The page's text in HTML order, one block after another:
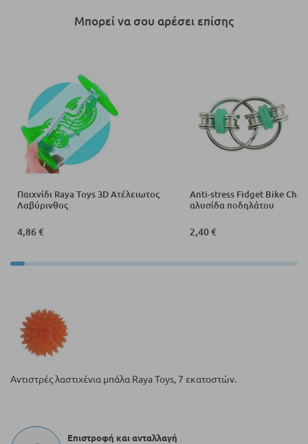
Μπορεί να σου αρέσει επίσης
Παιχνίδι Raya Toys 3D Ατέλειωτος
Λαβύρινθος
4,86 €
Anti-stress Fidget Bike
αλυσίδα ποδηλάτου
2,40 €
Αντιστρές λαστιχένια μπάλα Raya Toys, 7 εκατοστών.
Επιστροφή και ανταλλαγή